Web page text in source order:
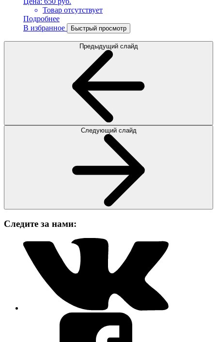
Товар отсутствует
Подробнее
В избранное
Быстрый просмотр
Предыдущий слайд
Следующий слайд
Следите за нами: